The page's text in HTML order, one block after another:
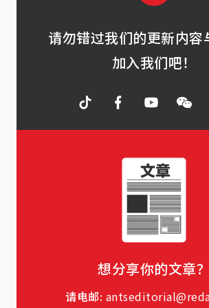
请勿错过我们的更新内容
加入我们吧！
想分享你的文章？
请电邮: